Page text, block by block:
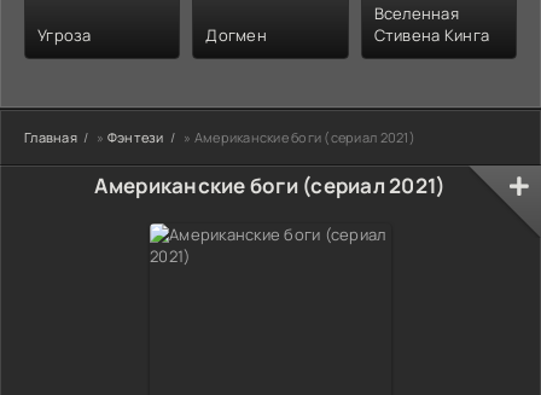
Угроза Догмен
Вселенная
Стивена Кинга
Главная » Фэнтези » Американские боги (сериал 2021)
Американские боги (сериал 2021)